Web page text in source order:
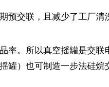
预交联，且减少了工厂
率。所以真空摇罐是交
罐）也可制造一步法硅